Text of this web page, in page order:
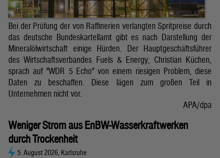
Bei der Prüfung der von Raffinerien verlangten Spritpreise durch
das deutsche Bundeskartellamt gibt es nach Darstellung der
Mineralölwirtschaft einige Hürden. Der Hauptgeschäftsführer
des Wirtschaftsverbandes Fuels & Energy, Christian Küchen,
sprach auf "WDR 5 Echo" von einem riesigen Problem, diese
Daten zu beschaffen. Diese lägen zum großen Teil in
Unternehmen nicht vor.
APA/dpa
Weniger Strom aus EnBW-Wasserkraftwerken
durch Trockenheit
5. August 2026, Karlsruhe